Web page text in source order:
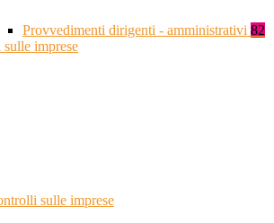
Provvedimenti dirigenti - amministrativi 82
imprese
sulle imprese